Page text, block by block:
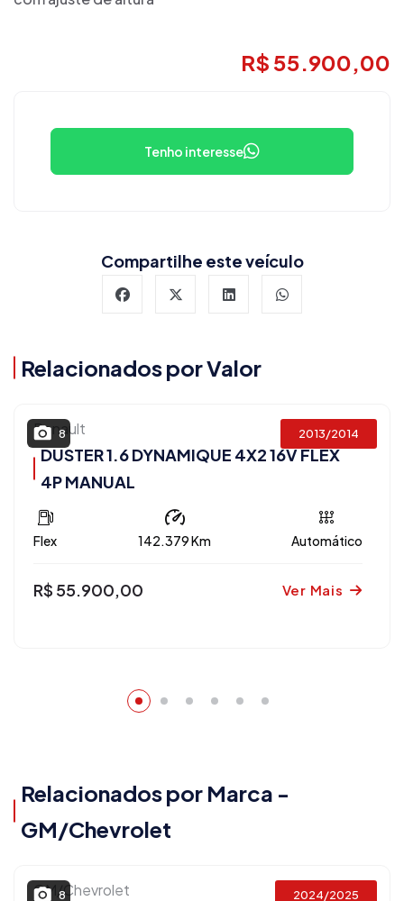
R$ 55.900,00
Tenho interesse
Compartilhe este veículo
Relacionados por Valor
8 2013/2014
Renault
DUSTER 1.6 DYNAMIQUE 4X2 16V FLEX
4P MANUAL
Flex 142.379 Km Automático
R$ 55.900,00 Ver Mais
Relacionados por Marca -
GM/Chevrolet
8 2024/2025
GM/Chevrolet